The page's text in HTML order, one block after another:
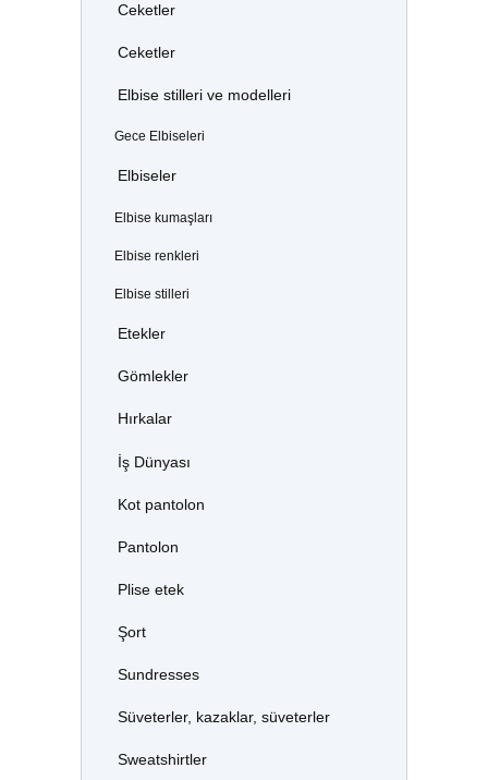
Ceketler
Ceketler
Elbise stilleri ve modelleri
Gece Elbiseleri
Elbiseler
Elbise kumaşları
Elbise renkleri
Elbise stilleri
Etekler
Gömlekler
Hırkalar
İş Dünyası
Kot pantolon
Pantolon
Plise etek
Şort
Sundresses
Süveterler, kazaklar, süveterler
Sweatshirtler